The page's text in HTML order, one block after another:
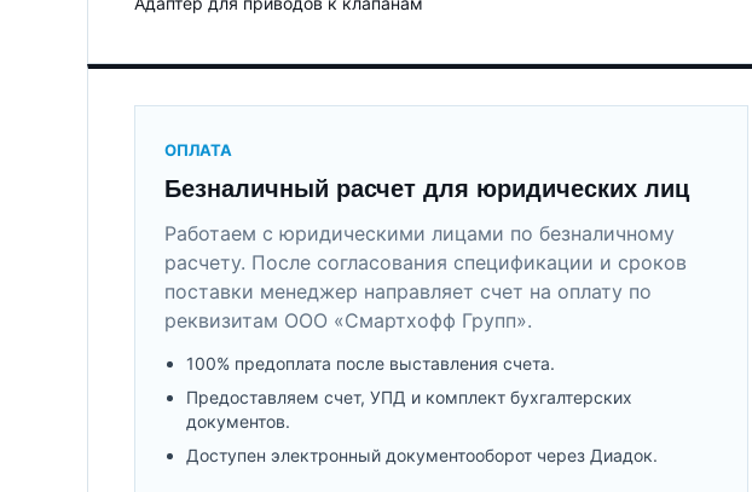
ОПЛАТА
Безналичный расчет для юридических лиц
Работаем с юридическими лицами по безналичному
расчету. После согласования спецификации и сроков
поставки менеджер направляет счет на оплату по
реквизитам ООО «Смартхофф Групп».
100% предоплата после выставления счета.
Предоставляем счет, УПД и комплект бухгалтерских
документов.
Доступен электронный документооборот через Диадок.